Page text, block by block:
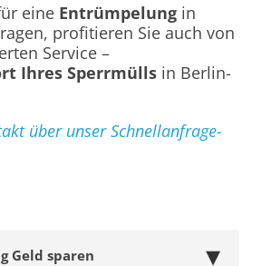
eine Entrümpelung in
profitieren Sie auch von
Service –
Ihres Sperrmülls in Berlin-
über unser Schnellanfrage-
Geld sparen